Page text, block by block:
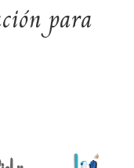
para